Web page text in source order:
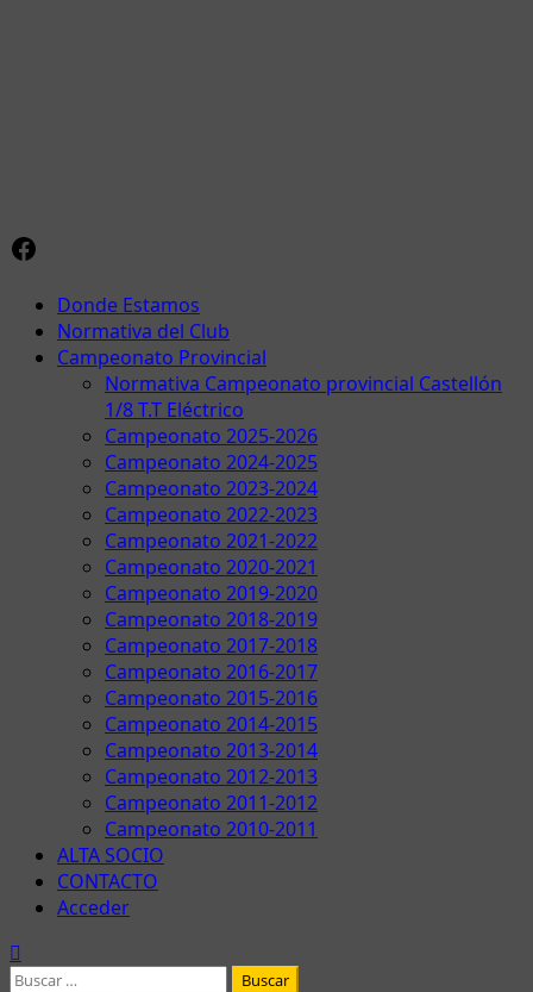
Facebook
Menú
principal
Donde Estamos
Normativa del Club
Campeonato Provincial
Normativa Campeonato provincial Castellón
1/8 T.T Eléctrico
Campeonato 2025-2026
Campeonato 2024-2025
Campeonato 2023-2024
Campeonato 2022-2023
Campeonato 2021-2022
Campeonato 2020-2021
Campeonato 2019-2020
Campeonato 2018-2019
Campeonato 2017-2018
Campeonato 2016-2017
Campeonato 2015-2016
Campeonato 2014-2015
Campeonato 2013-2014
Campeonato 2012-2013
Campeonato 2011-2012
Campeonato 2010-2011
ALTA SOCIO
CONTACTO
Acceder
Buscar: